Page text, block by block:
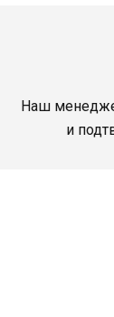
Наш
и